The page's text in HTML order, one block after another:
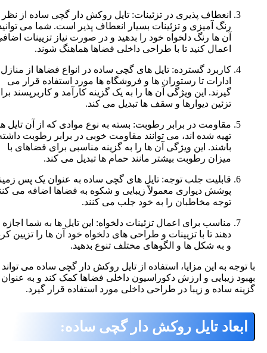
انعطاف پذیری در تزئینات: تایل روکش دار گچی ساده از نظر
رنگ آمیزی و تزئینات بسیار انعطاف پذیر است. شما می توانید به
آن ها رنگ دلخواه خود را بدهید و در صورت نیاز تزیینات اضافی
اعمال کنید تا با طراحی داخلی فضاها هماهنگ شوند.
کاربرد گسترده: تایل های گچی ساده در انواع فضاها از منازل و
ادارات تا رستوران ها و فروشگاه ها مورد استفاده قرار می
گیرند. این ویژگی آن ها را به یک گزینه کارآمد و کاربرپسند برای
تزئین دیوارها و سقف ها تبدیل می کند.
مقاومت در برابر رطوبت: بسته به نوع موادی که از آن تایل ها
تهیه شده اند، می توانند مقاومت خوبی در برابر رطوبت داشته
باشند. این ویژگی آن ها را به گزینه مناسبی برای فضاهای با
میزان رطوبت بیشتر مانند حمام ها تبدیل می کند.
قابلیت جلب توجه: تایل های گچی ساده به عنوان یک پس زمینه یا
پوشش دیواری معمولاً زیبایی و شکوه به فضاها اضافه می کنند و
توجه مخاطبان را به خود جلب می کنند.
مناسب برای اعمال تزئینات دلخواه: این تایل ها به شما اجازه می
دهند تا با تزیینات و طراحی های دلخواه خود آن ها را تزیین کرده
و به شکل ها و الگوهای مختلف تنوع بدهید.
به این مزایا، استفاده از تایل روکش دار گچی ساده می تواند به
زیبایی و ارزش دکوراسیون داخلی فضاها کمک کند و به عنوان یک
ساده و زیبا در طراحی داخلی مورد استفاده قرار گیرد.
تایل روکش دار گچی ساده: